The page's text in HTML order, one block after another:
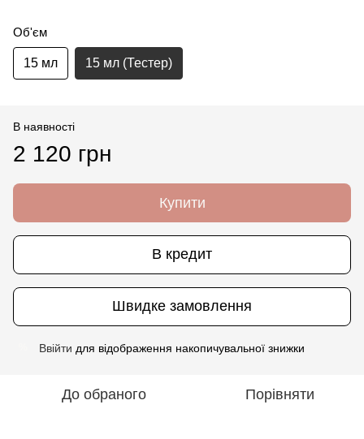
Об'єм
15 мл 15 мл (Тестер)
В наявності
2 120 грн
Купити
В кредит
Швидке замовлення
Ввійти для відображення накопичувальної знижки
До обраного Порівняти